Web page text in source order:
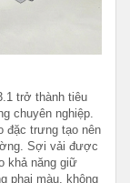
trở thành tiêu
chuyên nghiệp.
đặc trưng tạo nên
Sợi vải được
khả năng giữ
phai màu, không